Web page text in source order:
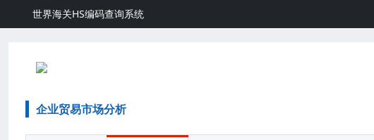
世界海关HS编码查询系统
企业贸易市场分析